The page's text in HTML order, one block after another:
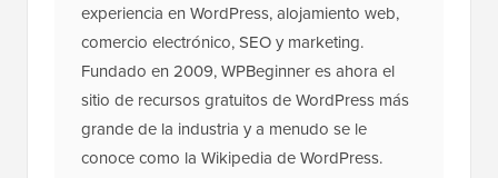
experiencia en WordPress, alojamiento web,
comercio electrónico, SEO y marketing.
Fundado en 2009, WPBeginner es ahora el
sitio de recursos gratuitos de WordPress más
grande de la industria y a menudo se le
conoce como la Wikipedia de WordPress.